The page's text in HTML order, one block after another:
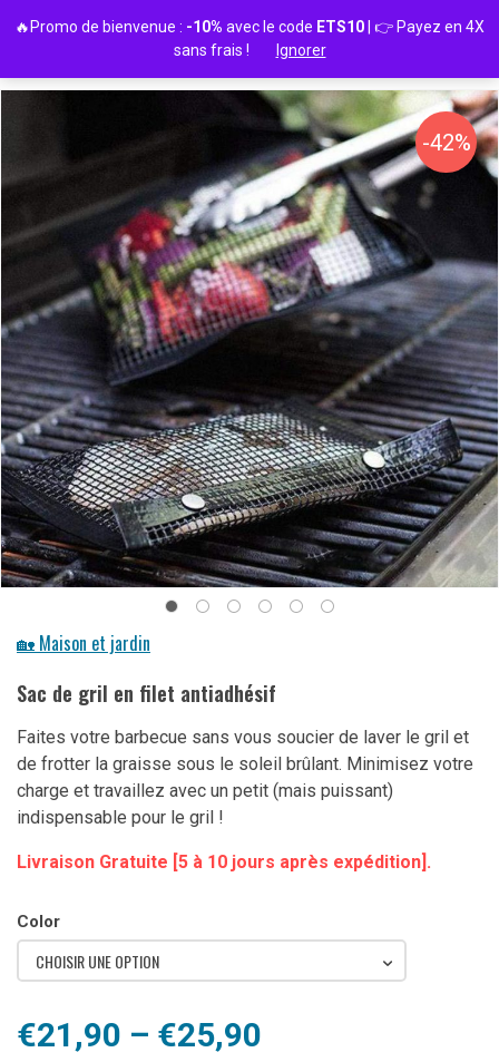
-42%
🏡 Maison et jardin
Sac de gril en filet antiadhésif
Faites votre barbecue sans vous soucier de laver le gril et
de frotter la graisse sous le soleil brûlant. Minimisez votre
charge et travaillez avec un petit (mais puissant)
indispensable pour le gril !
Livraison Gratuite [5 à 10 jours après expédition].
Color
CHOISIR UNE OPTION
€21,90 – €25,90
Plage
🔥Promo de bienvenue : -10% avec le code ETS10 | 👉 Payez en 4X
sans frais !
Ignorer